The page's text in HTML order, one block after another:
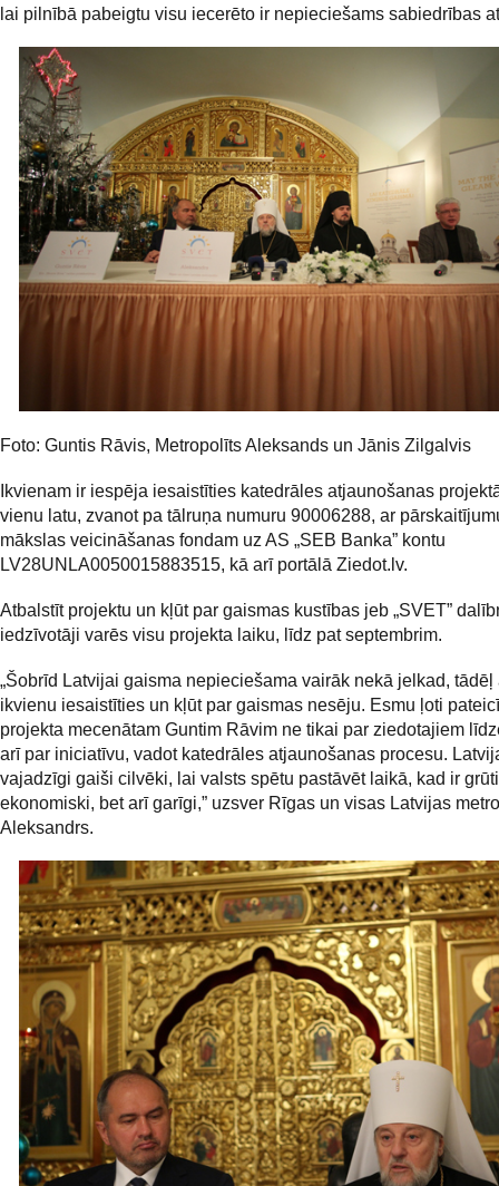
lai pilnībā pabeigtu visu iecerēto ir nepieciešams sabiedrības
Foto: Guntis Rāvis, Metropolīts Aleksands un Jānis Zilgalvis
Ikvienam ir iespēja iesaistīties katedrāles atjaunošanas
vienu latu, zvanot pa tālruņa numuru 90006288, ar
mākslas veicināšanas fondam uz AS „SEB Banka” kontu
LV28UNLA0050015883515, kā arī portālā Ziedot.lv.
Atbalstīt projektu un kļūt par gaismas kustības jeb „SVET”
iedzīvotāji varēs visu projekta laiku, līdz pat septembrim.
„Šobrīd Latvijai gaisma nepieciešama vairāk nekā jelkad, tādēļ
ikvienu iesaistīties un kļūt par gaismas nesēju. Esmu ļoti
projekta mecenātam Guntim Rāvim ne tikai par ziedotajiem
arī par iniciatīvu, vadot katedrāles atjaunošanas procesu.
vajadzīgi gaiši cilvēki, lai valsts spētu pastāvēt laikā, kad ir
ekonomiski, bet arī garīgi,” uzsver Rīgas un visas Latvijas
Aleksandrs.